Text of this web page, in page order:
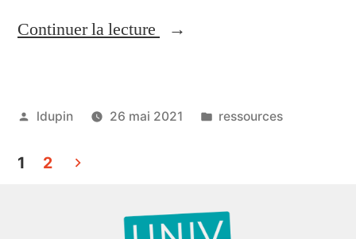
Continuer la lecture
ldupin 26 mai 2021 ressources
1 2